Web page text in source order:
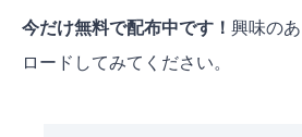
今だけ無料で配布中です！ 興味のあ
ロードしてみてください。